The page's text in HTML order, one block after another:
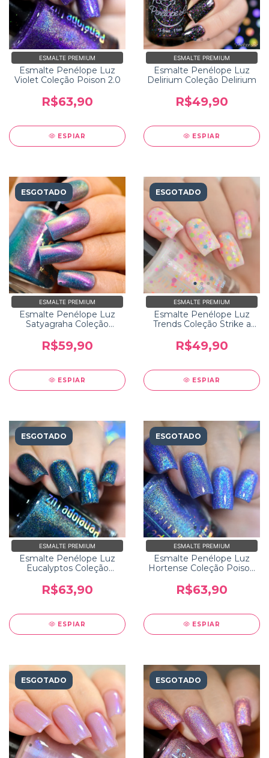
ESMALTE PREMIUM
Esmalte Penélope Luz
Violet Coleção Poison 2.0
R$63,90
ESPIAR
ESMALTE PREMIUM
Esmalte Penélope Luz
Delirium Coleção Delirium
R$49,90
ESPIAR
ESGOTADO
ESMALTE PREMIUM
Esmalte Penélope Luz
Satyagraha Coleção
R$59,90
ESPIAR
ESGOTADO
ESMALTE PREMIUM
Esmalte Penélope Luz
Trends Coleção Strike a
R$49,90
ESPIAR
ESGOTADO
ESMALTE PREMIUM
Esmalte Penélope Luz
Eucalyptos Coleção
R$63,90
ESPIAR
ESGOTADO
ESMALTE PREMIUM
Esmalte Penélope Luz
Hortense Coleção Poison
R$63,90
ESPIAR
ESGOTADO ESGOTADO